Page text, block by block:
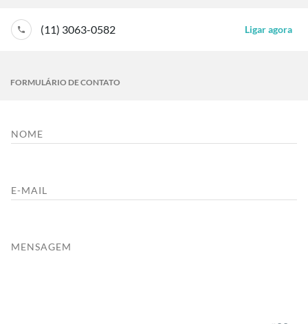
FORMULÁRIO DE CONTATO
NOME
E-MAIL
MENSAGEM
(11) 3063-0582 Ligar agora